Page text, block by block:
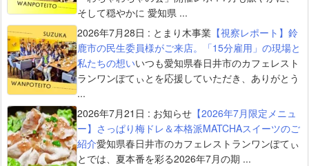
そして穏やかに 愛知県 ...
2026年7月28日 : とまり木事業 【視察レポート】鈴
鹿市の民生委員様がご来店。「15分雇用」の現場と
私たちの想いいつも愛知県春日井市のカフェレスト
ランワンぽてぃとを応援していただき、ありがとう
...
2026年7月21日 : お知らせ 【2026年7月限定メニュ
ー】さっぱり梅ドレ＆本格派MATCHAスイーツのご
紹介愛知県春日井市のカフェレストランワンぽてぃ
とでは、夏本番を彩る2026年7月の期 ...